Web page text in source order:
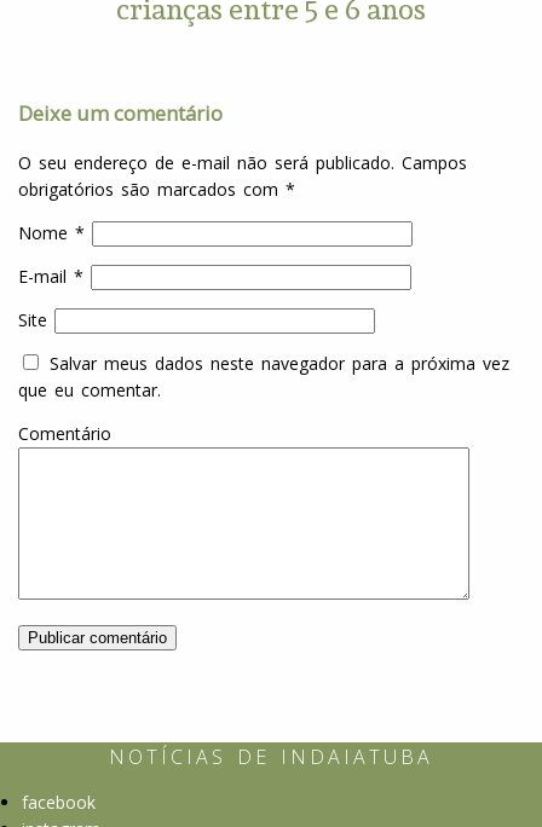
Deixe um comentário
O seu endereço de e-mail não será publicado. Campos
obrigatórios são marcados com *
Nome *
E-mail *
Site
Salvar meus dados neste navegador para a próxima vez
que eu comentar.
Comentário
não
NOTÍCIAS DE INDAIATUBA
facebook